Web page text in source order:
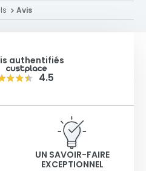
Avis
authentifiés
4.5
UN SAVOIR-FAIRE
EXCEPTIONNEL